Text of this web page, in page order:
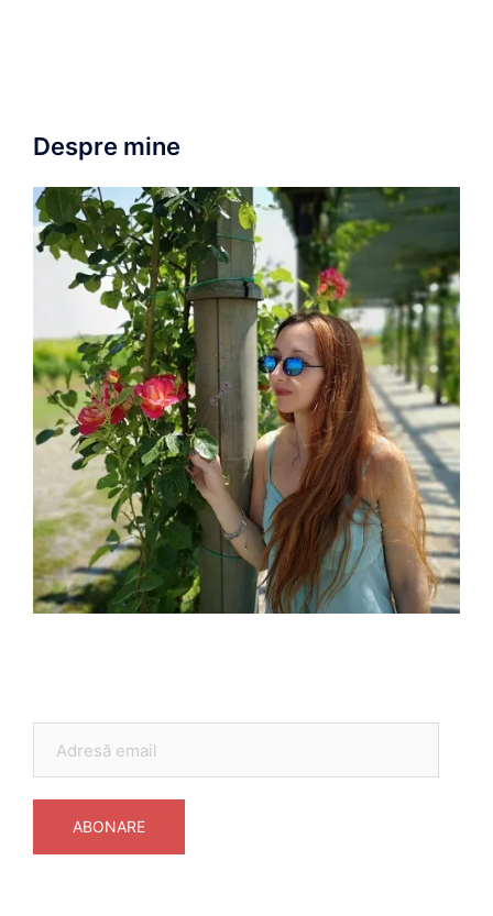
Despre mine
email
ABONARE